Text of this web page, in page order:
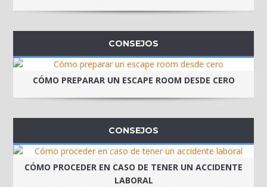
CONSEJOS
CÓMO PREPARAR UN ESCAPE ROOM DESDE CERO
CONSEJOS
CÓMO PROCEDER EN CASO DE TENER UN ACCIDENTE
LABORAL